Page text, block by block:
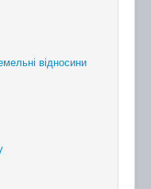
відносини